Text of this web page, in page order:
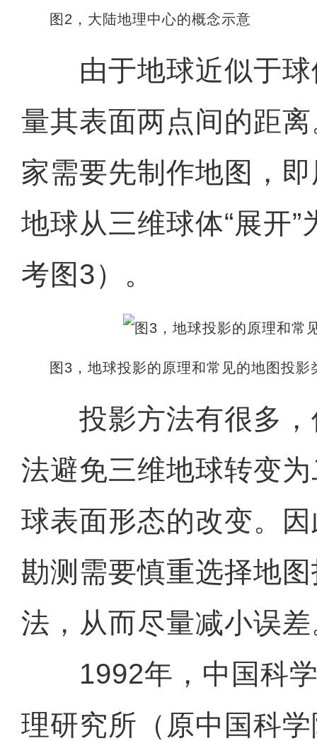
图2，大陆地理中心的概念示意
由于地球近似于球
量其表面两点间的距
家需要先制作地图，
地球从三维球体“展开
考图3）。
图3，地球投影的原理和常见的地图投影
投影方法有很多，
法避免三维地球转变
球表面形态的改变。
勘测需要慎重选择地
法，从而尽量减小误
1992年，中国科学
理研究所（原中国科